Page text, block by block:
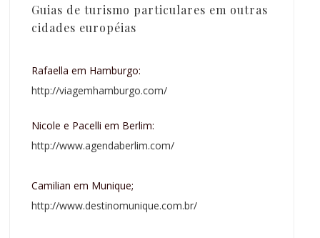
Guias de turismo particulares em outras
cidades européias
Rafaella em Hamburgo:
http://viagemhamburgo.com/
Nicole e Pacelli em Berlim:
http://www.agendaberlim.com/
Camilian em Munique;
http://www.destinomunique.com.br/